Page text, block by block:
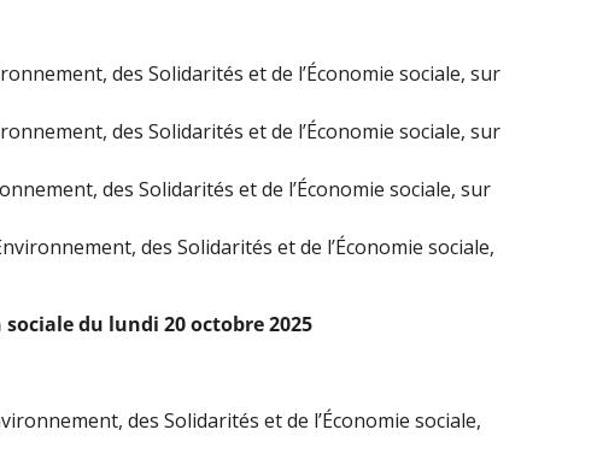
des Solidarités et de l’Économie sociale, sur
des Solidarités et de l’Économie sociale, sur
des Solidarités et de l’Économie sociale, sur
des Solidarités et de l’Économie sociale,
du lundi 20 octobre 2025
des Solidarités et de l’Économie sociale,